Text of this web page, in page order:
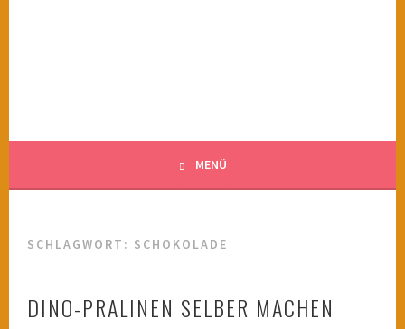
MENÜ
SCHLAGWORT: SCHOKOLADE
DINO-PRALINEN SELBER MACHEN